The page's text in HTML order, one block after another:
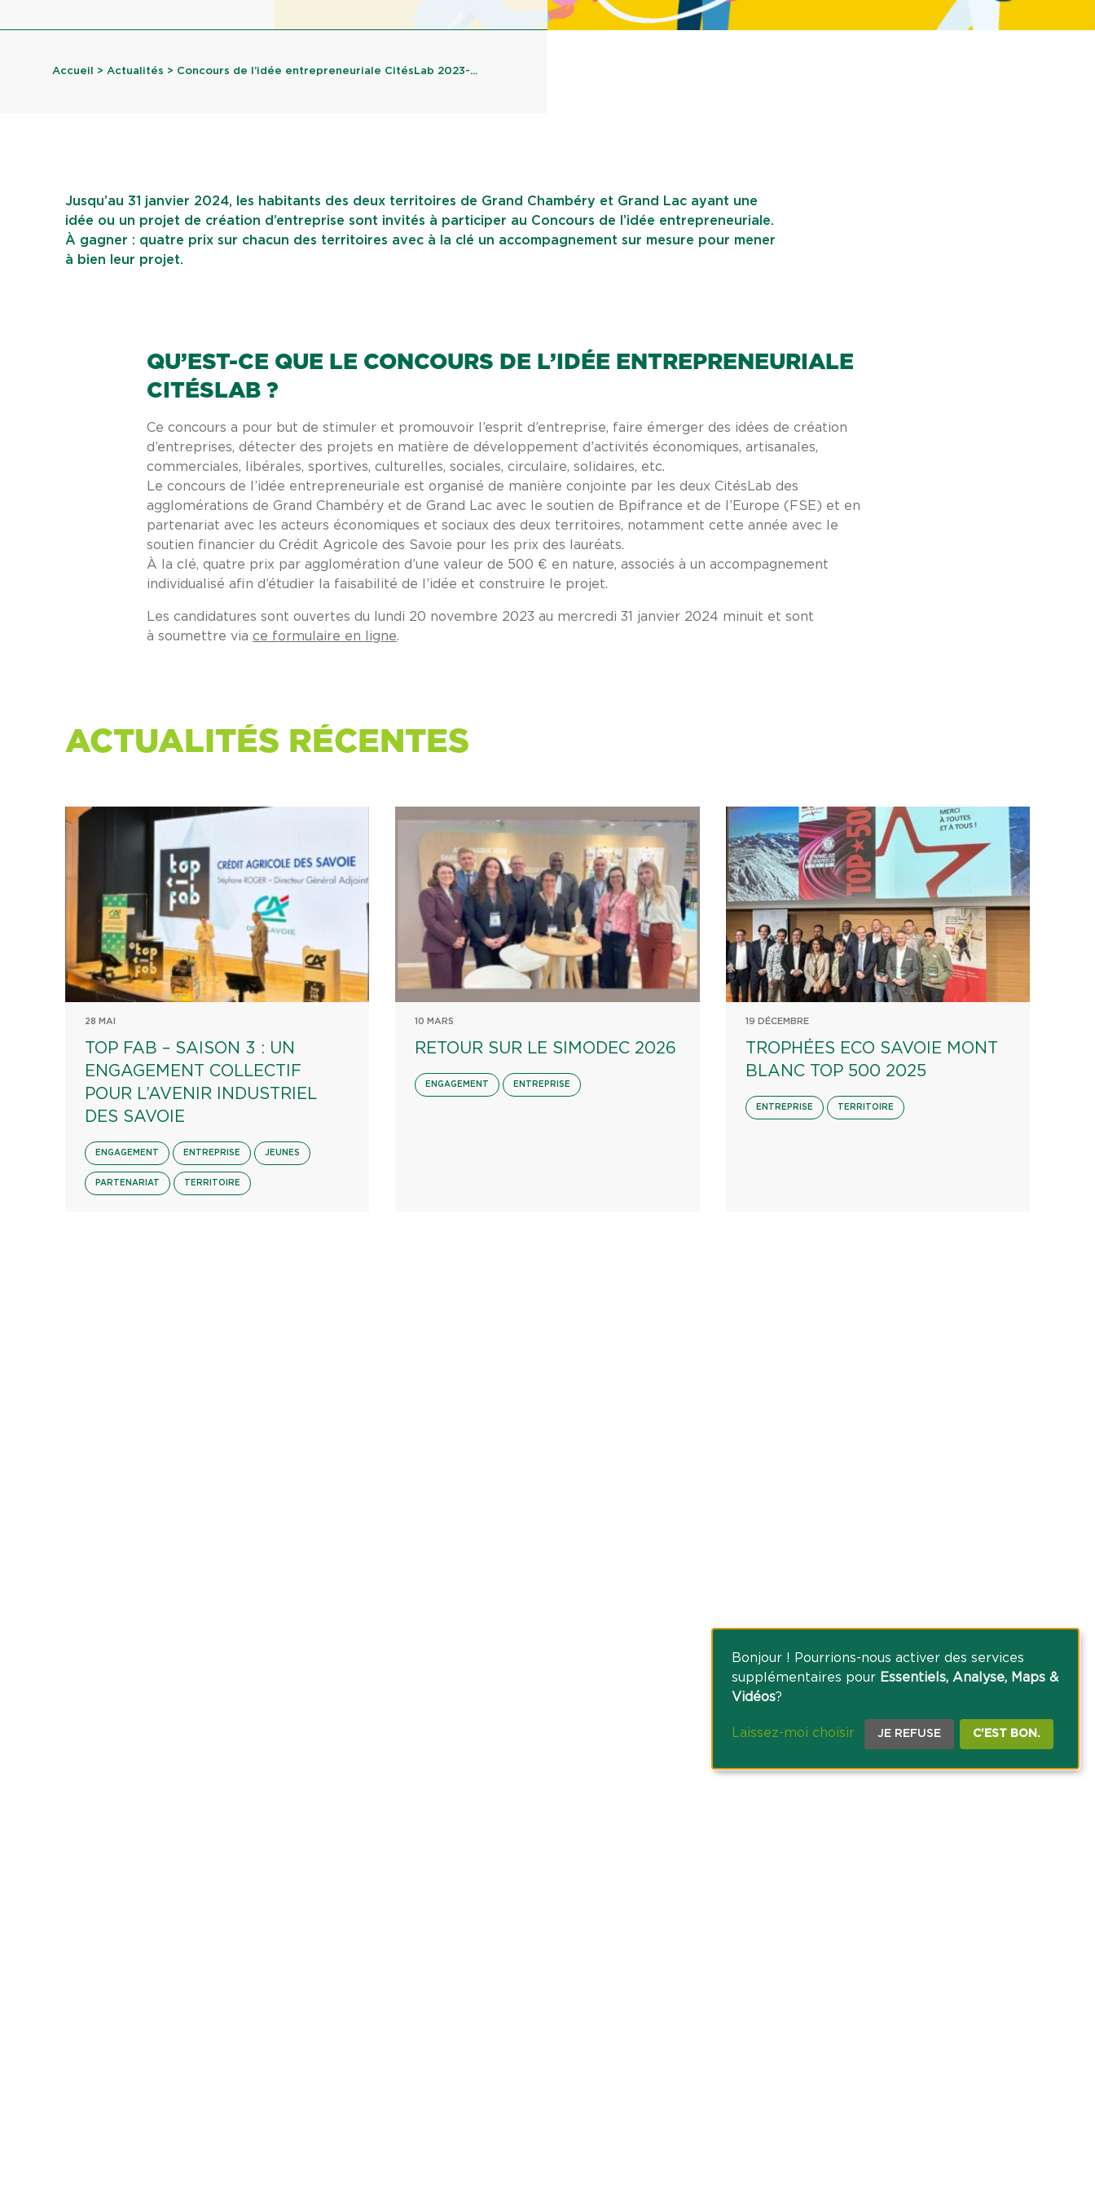
Bonjour ! Pourrions-nous activer des services
supplémentaires pour Essentiels, Analyse, Maps &
Vidéos?
Laissez-moi choisir JE REFUSE C'EST BON.
Accueil > Actualités > Concours de l’idée entrepreneuriale CitésLab 2023-...
Jusqu’au 31 janvier 2024, les habitants des deux territoires de Grand Chambéry et Grand Lac ayant une
idée ou un projet de création d’entreprise sont invités à participer au Concours de l’idée entrepreneuriale.
À gagner : quatre prix sur chacun des territoires avec à la clé un accompagnement sur mesure pour mener
à bien leur projet.
QU’EST-CE QUE LE CONCOURS DE L’IDÉE ENTREPRENEURIALE
CITÉSLAB ?
Ce concours a pour but de stimuler et promouvoir l’esprit d’entreprise, faire émerger des idées de création
d’entreprises, détecter des projets en matière de développement d’activités économiques, artisanales,
commerciales, libérales, sportives, culturelles, sociales, circulaire, solidaires, etc.
Le concours de l’idée entrepreneuriale est organisé de manière conjointe par les deux CitésLab des
agglomérations de Grand Chambéry et de Grand Lac avec le soutien de Bpifrance et de l’Europe (FSE) et en
partenariat avec les acteurs économiques et sociaux des deux territoires, notamment cette année avec le
soutien financier du Crédit Agricole des Savoie pour les prix des lauréats.
À la clé, quatre prix par agglomération d’une valeur de 500 € en nature, associés à un accompagnement
individualisé afin d’étudier la faisabilité de l’idée et construire le projet.
Les candidatures sont ouvertes du lundi 20 novembre 2023 au mercredi 31 janvier 2024 minuit et sont
à soumettre via ce formulaire en ligne.
ACTUALITÉS RÉCENTES
28 MAI
TOP FAB – SAISON 3 : UN
ENGAGEMENT COLLECTIF
POUR L’AVENIR INDUSTRIEL
DES SAVOIE
ENGAGEMENT ENTREPRISE JEUNES
PARTENARIAT TERRITOIRE
10 MARS
RETOUR SUR LE SIMODEC 2026
ENGAGEMENT ENTREPRISE
19 DÉCEMBRE
TROPHÉES ECO SAVOIE MONT
BLANC TOP 500 2025
ENTREPRISE TERRITOIRE